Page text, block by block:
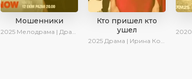
Мошенники
2025 Мелодрама | Драма | Ирина Котова | AlisaDirilis | Новинки | Сериалы 2025
Кто пришел кто
ушел
2025 Драма | Ирина Котова | Новинки | Сериалы 2025
2020